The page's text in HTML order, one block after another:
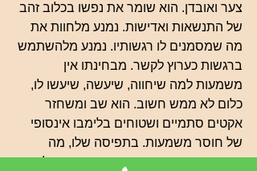
צער ואובדן. הוא שומר את נפשו בכלוב זהב
של התנשאות ואדישות. נמנע מלחוות את
מה שמסמנים לו רגשותיו. נמנע מלהשתמש
ברגשות כערוץ לקשר. מבחינתו אין
משמעות למה שיחווה, שיעשה, שיעשו לו,
כלום לא ממש חשוב. הוא שב ומשחזר
אקטים סתמיים ושטוחים בלימבו אינסופי
של חוסר משמעות. בתפיסה שלו, מה
שהיה הוא שיהיה, דבר אינו משנה והכל